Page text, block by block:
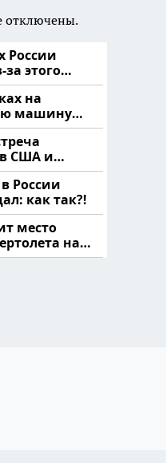
отключены.
России
этого
купить?
на
машину
США и
России
как так?!
место
на